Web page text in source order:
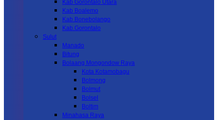
Kab Gorontalo Utara
Kab Boalemo
Kab.Bonebolango
Kab.Gorontalo
Sulut
Manado
Bitung
Bolaang Mongondow Raya
Kota Kotamobagu
Bolmong
Bolmut
Bolsel
Boltim
Minahasa Raya